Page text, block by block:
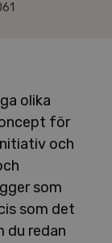
olika
för
och
som
som det
du redan